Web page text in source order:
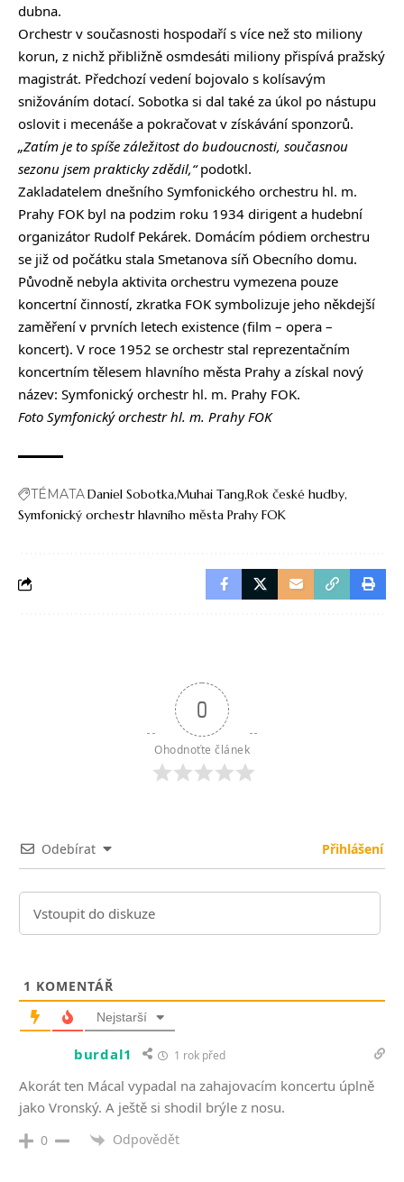
dubna.
Orchestr v současnosti hospodaří s více než sto miliony
korun, z nichž přibližně osmdesáti miliony přispívá pražský
magistrát. Předchozí vedení bojovalo s kolísavým
snižováním dotací. Sobotka si dal také za úkol po nástupu
oslovit i mecenáše a pokračovat v získávání sponzorů.
„Zatím je to spíše záležitost do budoucnosti, současnou
sezonu jsem prakticky zdědil,“podotkl.
Zakladatelem dnešního Symfonického orchestru hl. m.
Prahy FOK byl na podzim roku 1934 dirigent a hudební
organizátor Rudolf Pekárek. Domácím pódiem orchestru
se již od počátku stala Smetanova síň Obecního domu.
Původně nebyla aktivita orchestru vymezena pouze
koncertní činností, zkratka FOK symbolizuje jeho někdejší
zaměření v prvních letech existence (film – opera –
koncert). V roce 1952 se orchestr stal reprezentačním
koncertním tělesem hlavního města Prahy a získal nový
název: Symfonický orchestr hl. m. Prahy FOK.
Foto Symfonický orchestr hl. m. Prahy FOK
TÉMATADaniel SobotkaMuhai TangRok české hudby
Symfonický orchestr hlavního města Prahy FOK
0
Ohodnoťte článek
Odebírat Přihlášení
1 KOMENTÁŘ
Nejstarší
burdal1 1 rok před
Akorát ten Mácal vypadal na zahajovacím koncertu úplně
jako Vronský. A ještě si shodil brýle z nosu.
0 Odpovědět